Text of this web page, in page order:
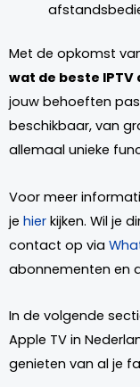
Met de opkomst
wat de beste IPTV
jouw behoeften
beschikbaar, van
allemaal unieke
Voor meer
je hier kijken. Wil je
contact op via
abonnementen en
In de volgende
Apple TV in
genieten van al je